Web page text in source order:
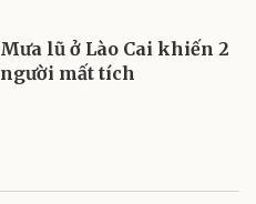
Mưa lũ ở Lào Cai khiến 2
người mất tích